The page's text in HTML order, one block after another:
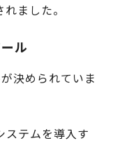
ました。
ル
決められていま
ステムを導入す